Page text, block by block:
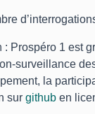
: Prospéro 1 est
surveillance
la
sur github en